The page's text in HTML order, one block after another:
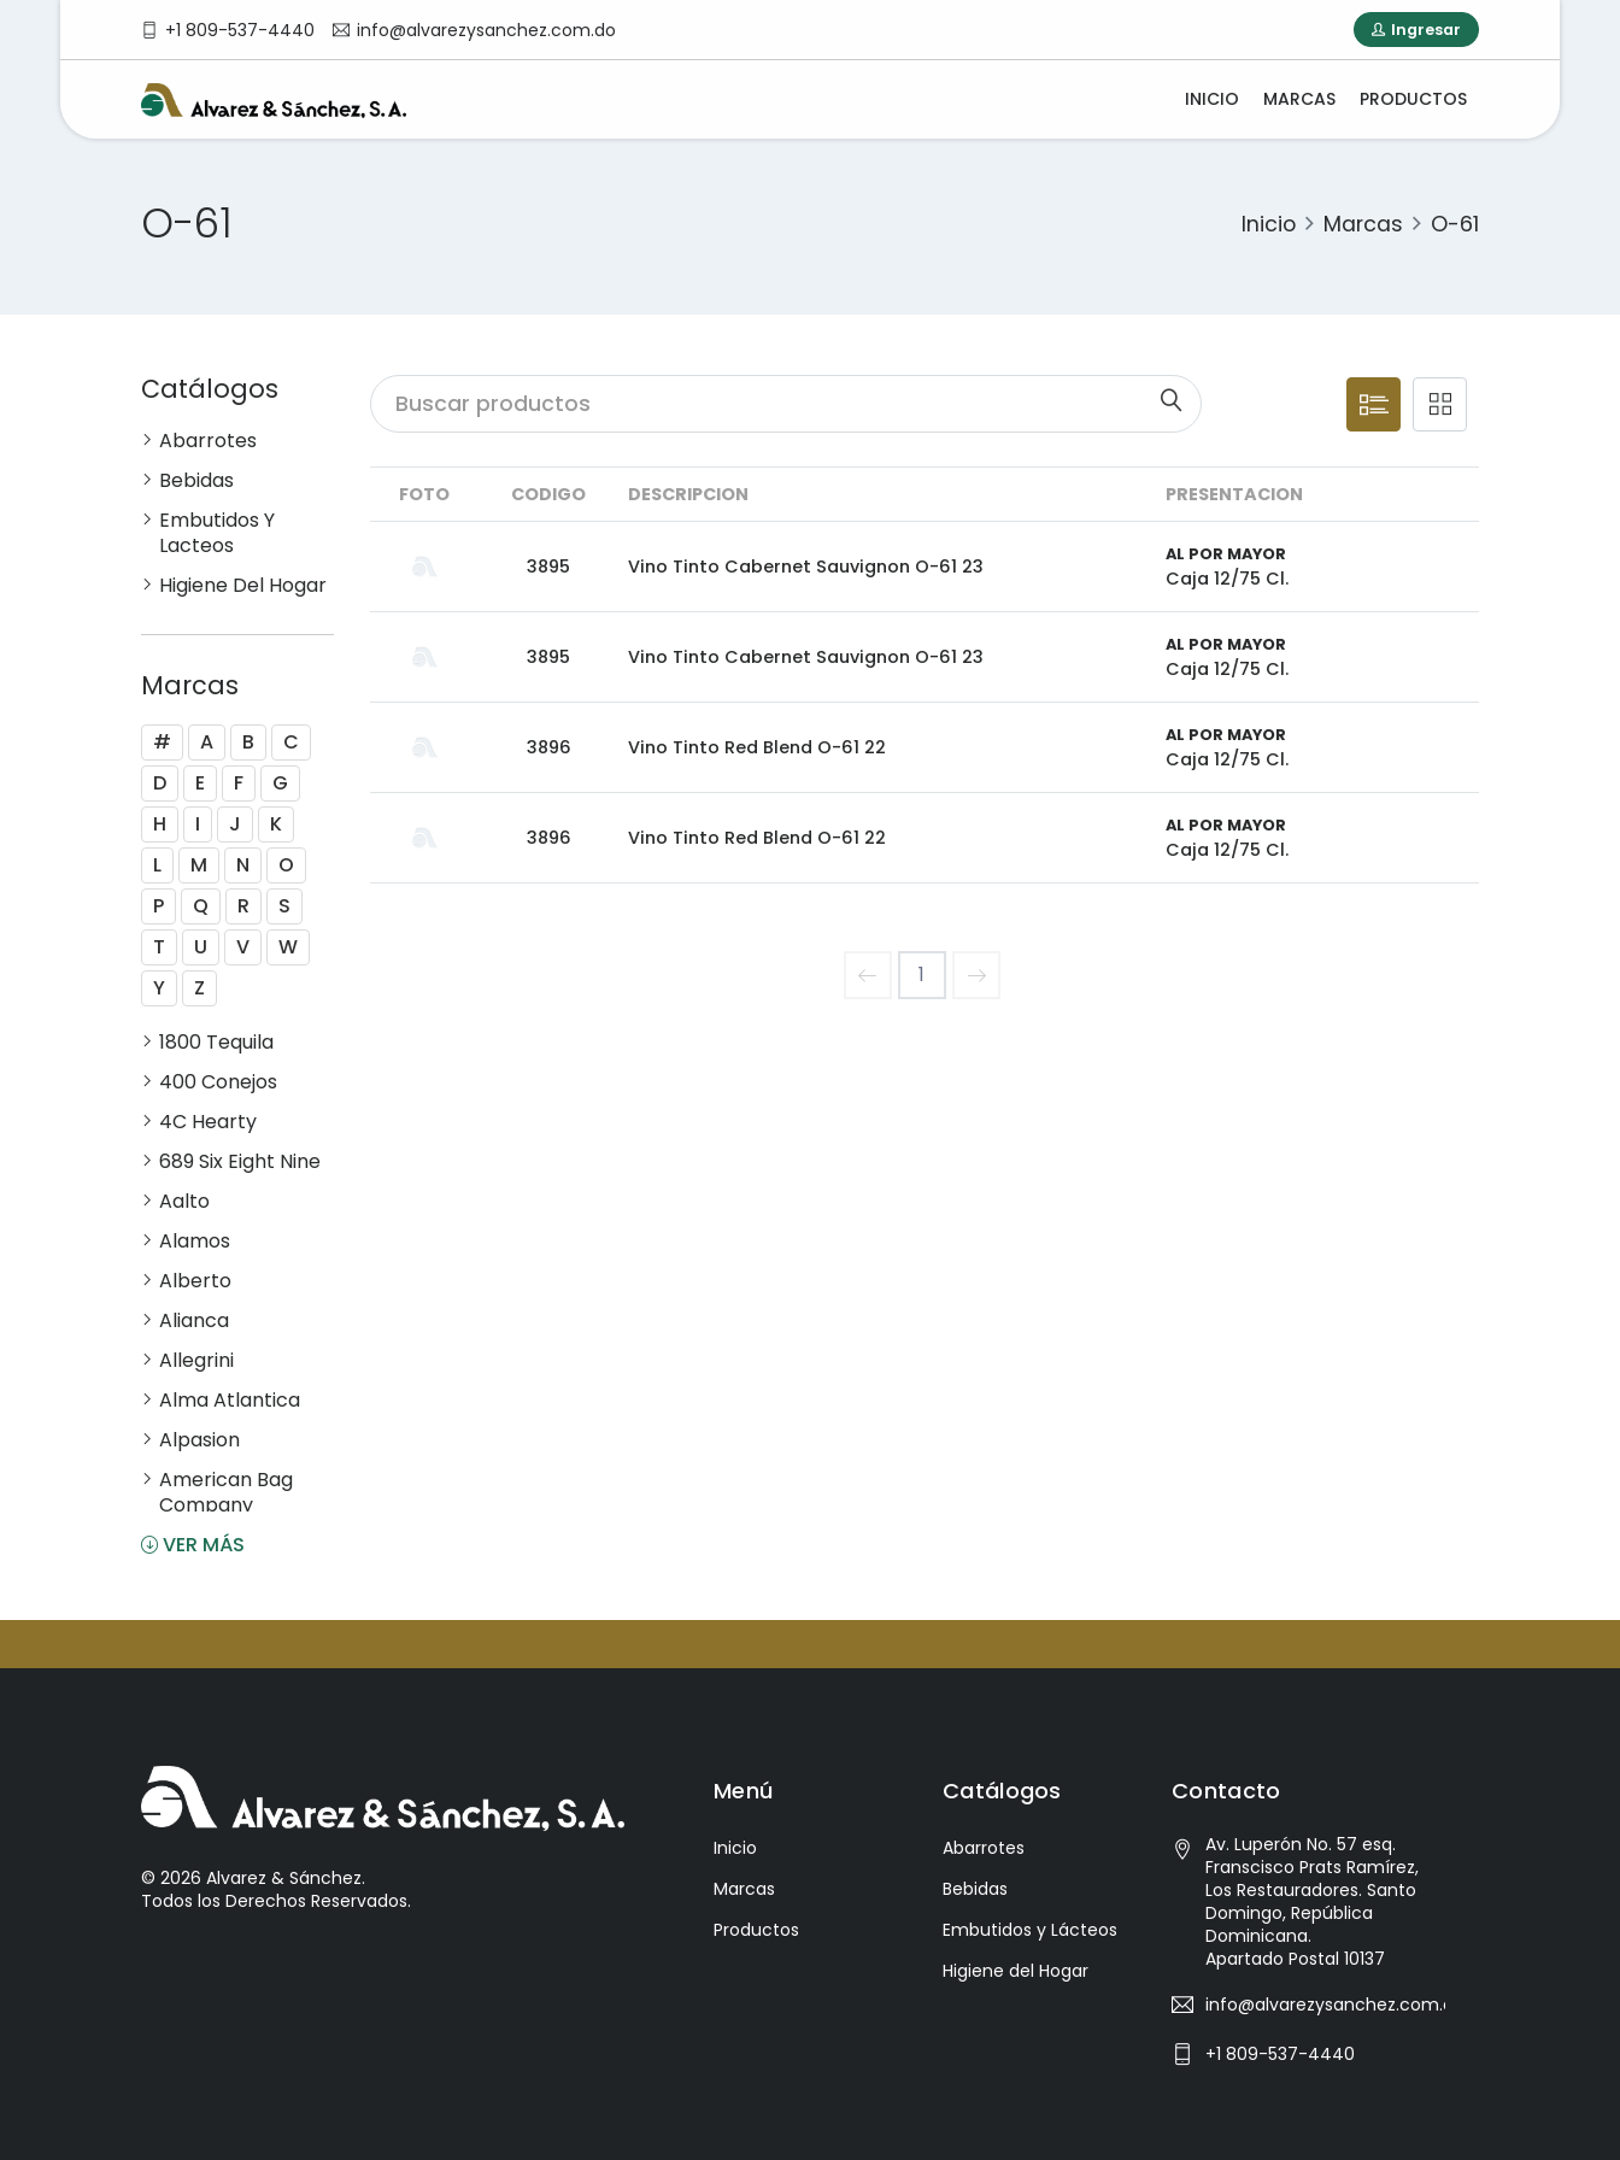
+1 809-537-4440 info@alvarezysanchez.com.do Ingresar
INICIO MARCAS PRODUCTOS
O-61 Inicio Marcas O-61
FOTO CODIGO DESCRIPCION PRESENTACION
3895 Vino Tinto Cabernet Sauvignon O-61 23
AL POR MAYOR
Caja 12/75 Cl.
3895 Vino Tinto Cabernet Sauvignon O-61 23
AL POR MAYOR
Caja 12/75 Cl.
3896 Vino Tinto Red Blend O-61 22
AL POR MAYOR
Caja 12/75 Cl.
3896 Vino Tinto Red Blend O-61 22
AL POR MAYOR
Caja 12/75 Cl.
1
Catálogos
Abarrotes
Bebidas
Embutidos Y
Lacteos
Higiene Del Hogar
Marcas
# A B
C
D
E F
G
H
I J
K
L
M N
O
P
Q R
S
T
U V
W
Y
Z
1800 Tequila
400 Conejos
4C Hearty
689 Six Eight Nine
Aalto
Alamos
Alberto
Alianca
Allegrini
Alma Atlantica
Alpasion
American Bag
Company
Angostura
Aperol
Arcos
Astrales
Avelina
Azevedo
VER MÁS
© 2026 Alvarez & Sánchez.
Todos los Derechos Reservados.
Menú
Inicio
Marcas
Productos
Catálogos
Abarrotes
Bebidas
Embutidos y Lácteos
Higiene del Hogar
Contacto
Av. Luperón No. 57 esq.
Franscisco Prats Ramírez,
Los Restauradores. Santo
Domingo, República
Dominicana.
Apartado Postal 10137
info@alvarezysanchez.com.do
+1 809-537-4440